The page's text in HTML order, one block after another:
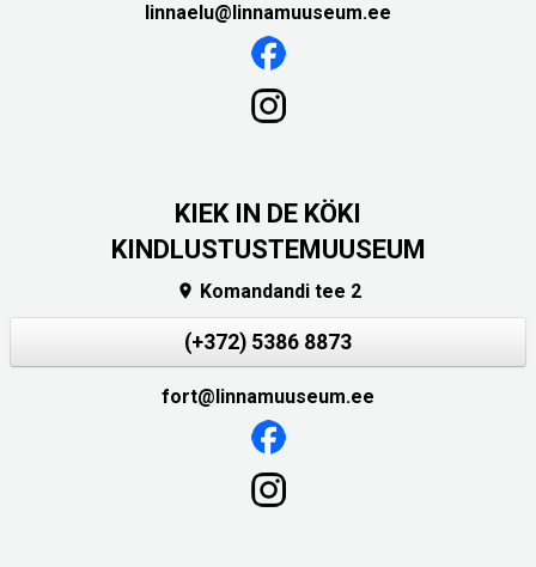
linnaelu@linnamuuseum.ee
KIEK IN DE KÖKI
KINDLUSTUSTEMUUSEUM
 Komandandi tee 2
(+372) 5386 8873
fort@linnamuuseum.ee